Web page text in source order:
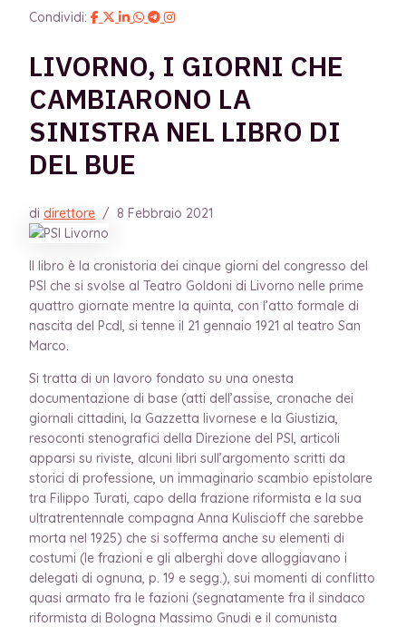
Condividi:
LIVORNO, I GIORNI CHE
CAMBIARONO LA
SINISTRA NEL LIBRO DI
DEL BUE
di direttore / 8 Febbraio 2021
Il libro è la cronistoria dei cinque giorni del congresso del
PSI che si svolse al Teatro Goldoni di Livorno nelle prime
quattro giornate mentre la quinta, con l’atto formale di
nascita del PcdI, si tenne il 21 gennaio 1921 al teatro San
Marco.
Si tratta di un lavoro fondato su una onesta
documentazione di base (atti dell’assise, cronache dei
giornali cittadini, la Gazzetta livornese e la Giustizia,
resoconti stenografici della Direzione del PSI, articoli
apparsi su riviste, alcuni libri sull’argomento scritti da
storici di professione, un immaginario scambio epistolare
tra Filippo Turati, capo della frazione riformista e la sua
ultratrentennale compagna Anna Kuliscioff che sarebbe
morta nel 1925) che si sofferma anche su elementi di
costumi (le frazioni e gli alberghi dove alloggiavano i
delegati di ognuna, p. 19 e segg.), sui momenti di conflitto
quasi armato fra le fazioni (segnatamente fra il sindaco
riformista di Bologna Massimo Gnudi e il comunista